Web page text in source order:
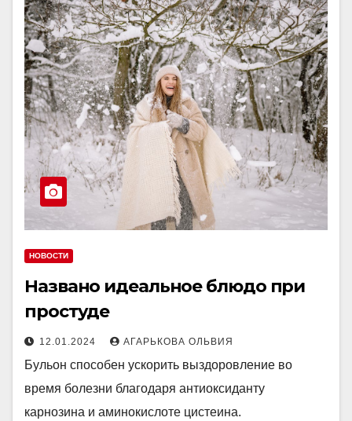
НОВОСТИ
Названо идеальное блюдо при
простуде
12.01.2024 АГАРЬКОВА ОЛЬВИЯ
Бульон способен ускорить выздоровление во
время болезни благодаря антиоксиданту
карнозина и аминокислоте цистеина.